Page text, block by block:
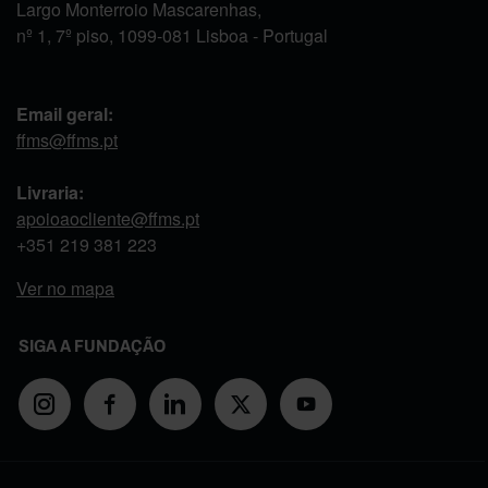
Largo Monterroio Mascarenhas,
nº 1, 7º piso, 1099-081 Lisboa - Portugal
Email geral:
ffms@ffms.pt
Livraria:
apoioaocliente@ffms.pt
+351 219 381 223
Ver no mapa
SIGA A FUNDAÇÃO